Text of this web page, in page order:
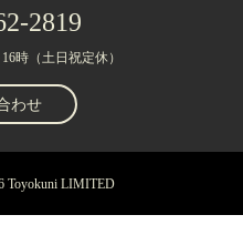
2819
時（土日祝定休）
わせ
Toyokuni LIMITED